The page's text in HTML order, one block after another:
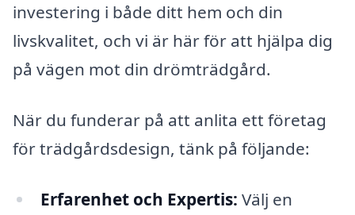
investering i både ditt hem och din
livskvalitet, och vi är här för att hjälpa dig
på vägen mot din drömträdgård.
När du funderar på att anlita ett företag
för trädgårdsdesign, tänk på följande:
Erfarenhet och Expertis: Välj en